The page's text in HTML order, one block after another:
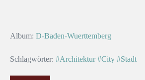
Album: D-Baden-Wuerttemberg
Schlagwörter: #Architektur #City #Stadt